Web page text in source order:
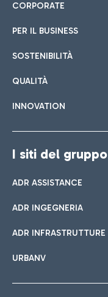
CORPORATE
PER IL BUSINESS
SOSTENIBILITÀ
QUALITÀ
INNOVATION
I siti del gruppo
ADR ASSISTANCE
ADR INGEGNERIA
ADR INFRASTRUTTURE
URBANV